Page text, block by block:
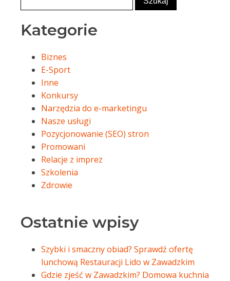
Kategorie
Biznes
E-Sport
Inne
Konkursy
Narzędzia do e-marketingu
Nasze usługi
Pozycjonowanie (SEO) stron
Promowani
Relacje z imprez
Szkolenia
Zdrowie
Ostatnie wpisy
Szybki i smaczny obiad? Sprawdź ofertę
lunchową Restauracji Lido w Zawadzkim
Gdzie zjeść w Zawadzkim? Domowa kuchnia